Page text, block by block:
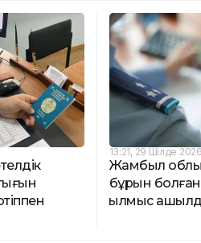
13:21, 29 Шілде 2026
Жамбыл
бұрын болған
қылмыс